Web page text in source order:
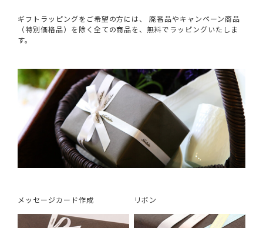
ギフトラッピングをご希望の方には、 廃番品やキャンペーン商品
（特別価格品）を除く全ての商品を、無料でラッピングいたしま
す。
メッセージカード作成 リボン